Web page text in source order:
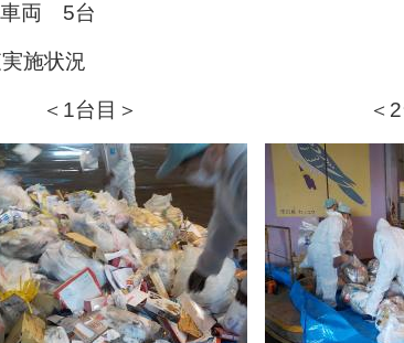
両 5台
施状況
台目＞ ＜2台